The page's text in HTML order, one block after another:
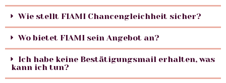
Wie stellt FIAMI Chancengleichheit sicher?
Wo bietet FIAMI sein Angebot an?
Ich habe keine Bestätigungsmail erhalten, was
kann ich tun?